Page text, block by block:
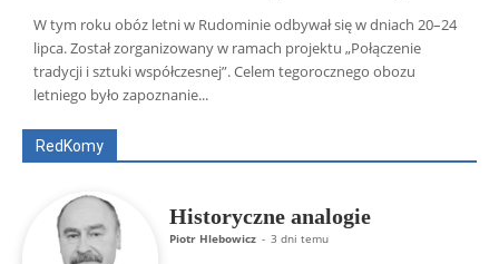
W tym roku obóz letni w Rudominie odbywał się w dniach 20–24
lipca. Został zorganizowany w ramach projektu „Połączenie
tradycji i sztuki współczesnej”. Celem tegorocznego obozu
letniego było zapoznanie...
RedKomy
Wszyscy Aleksander Borowik
Antoni Radczenko
Artur Płokszto
Grzegorz Górny
ks. Jarosław Wąsowicz SDB
Historyczne analogie
Piotr Hlebowicz - 3 dni temu